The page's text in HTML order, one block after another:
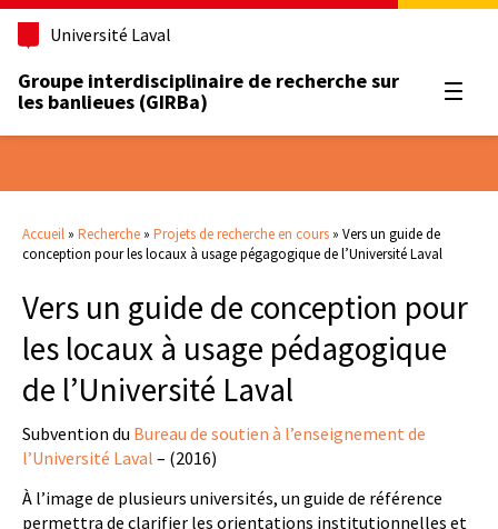
Université Laval
Groupe interdisciplinaire de recherche sur
les banlieues (GIRBa)
Accueil » Recherche » Projets de recherche en cours » Vers un guide de
conception pour les locaux à usage pégagogique de l’Université Laval
Vers un guide de conception pour
les locaux à usage pédagogique
de l’Université Laval
Subvention du Bureau de soutien à l’enseignement de
l’Université Laval – (2016)
À l’image de plusieurs universités, un guide de référence
permettra de clarifier les orientations institutionnelles et